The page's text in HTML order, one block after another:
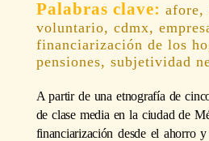
afore,
voluntario, cdmx,
financiarización de los
pensiones, subjetividad
A partir de una etnografía de
de clase media en la ciudad de
financiarización desde el ahorro